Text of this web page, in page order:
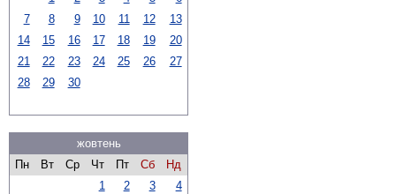
7
8 9 10 11 12
13
14
15 16 17 18 19
20
21
22 23 24 25 26
27
28
29 30
жовтень
Пн
Вт Ср Чт Пт Сб
Нд
1
2 3
4